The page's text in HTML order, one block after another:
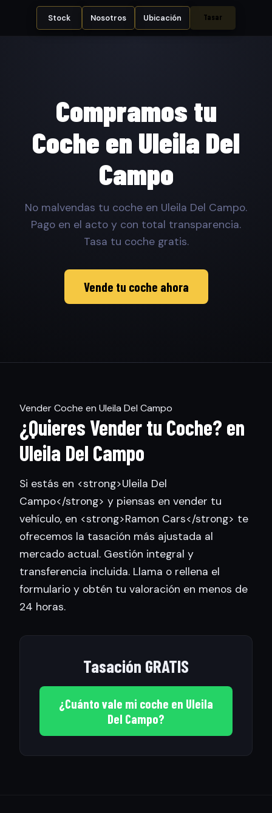
Stock Nosotros Ubicación Tasar
Compramos tu
Coche en Uleila Del
Campo
No malvendas tu coche en Uleila Del Campo.
Pago en el acto y con total transparencia.
Tasa tu coche gratis.
Vende tu coche ahora
Vender Coche en Uleila Del Campo
¿Quieres Vender tu Coche? en
Uleila Del Campo
Si estás en <strong>Uleila Del
Campo</strong> y piensas en vender tu
vehículo, en <strong>Ramon Cars</strong> te
ofrecemos la tasación más ajustada al
mercado actual. Gestión integral y
transferencia incluida. Llama o rellena el
formulario y obtén tu valoración en menos de
24 horas.
Tasación GRATIS
¿Cuánto vale mi coche en Uleila
Del Campo?